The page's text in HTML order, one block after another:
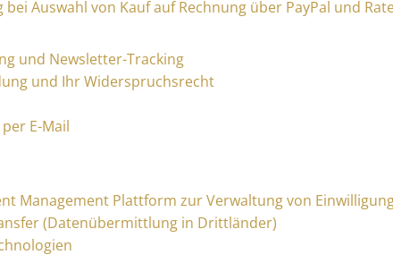
Auswahl von Kauf auf Rechnung über PayPal und
und Newsletter-Tracking
und Ihr Widerspruchsrecht
E-Mail
Management Plattform zur Verwaltung von
(Datenübermittlung in Drittländer)